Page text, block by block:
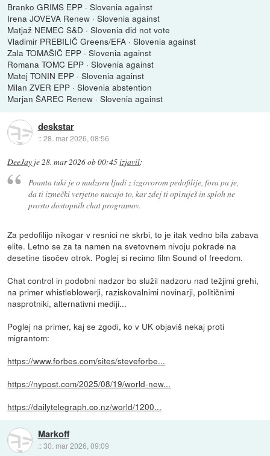
Branko GRIMS EPP · Slovenia against
Irena JOVEVA Renew · Slovenia against
Matjaž NEMEC S&D · Slovenia did not vote
Vladimir PREBILIČ Greens/EFA · Slovenia against
Zala TOMAŠIČ EPP · Slovenia against
Romana TOMC EPP · Slovenia against
Matej TONIN EPP · Slovenia against
Milan ZVER EPP · Slovenia abstention
Marjan ŠAREC Renew · Slovenia against
deskstar
::28. mar 2026, 08:56
DeeJay je28. mar 2026 ob 00:45izjavil:
Poanta tuki je o nadzoru ljudi z izgovorom pedofilije, fora pa je,
da ti izmečki verjetno nucajo to, kar zdej ti opisuješ in sploh ne
prosto dostopnih chat programov.
Za pedofilijo nikogar v resnici ne skrbi, to je itak vedno bila zabava
elite. Letno se za ta namen na svetovnem nivoju pokrade na
desetine tisočev otrok. Poglej si recimo film Sound of freedom.
Chat control in podobni nadzor bo služil nadzoru nad težjimi grehi,
na primer whistleblowerji, raziskovalnimi novinarji, političnimi
nasprotniki, alternativni mediji...
Poglej na primer, kaj se zgodi, ko v UK objaviš nekaj proti
migrantom:
https://www.forbes.com/sites/steveforbe...
https://nypost.com/2025/08/19/world-new...
https://dailytelegraph.co.nz/world/1200...
Markoff
::30. mar 2026, 09:09